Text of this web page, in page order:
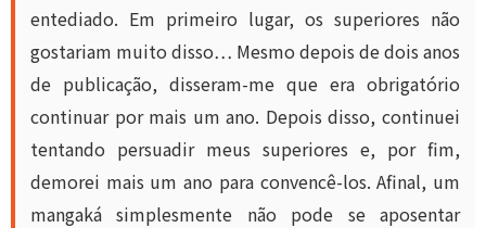
entediado. Em primeiro lugar, os superiores não
gostariam muito disso… Mesmo depois de dois anos
de publicação, disseram-me que era obrigatório
continuar por mais um ano. Depois disso, continuei
tentando persuadir meus superiores e, por fim,
demorei mais um ano para convencê-los. Afinal, um
mangaká simplesmente não pode se aposentar